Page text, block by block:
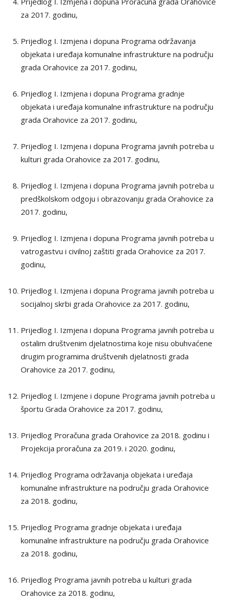
za 2017. godinu,
Prijedlog I. Izmjena i dopuna Programa održavanja
objekata i uređaja komunalne infrastrukture na području
grada Orahovice za 2017. godinu,
Prijedlog I. Izmjena i dopuna Programa gradnje
objekata i uređaja komunalne infrastrukture na području
grada Orahovice za 2017. godinu,
Prijedlog I. Izmjena i dopuna Programa javnih potreba u
kulturi grada Orahovice za 2017. godinu,
Prijedlog I. Izmjena i dopuna Programa javnih potreba u
predškolskom odgoju i obrazovanju grada Orahovice za
2017. godinu,
Prijedlog I. Izmjena i dopuna Programa javnih potreba u
vatrogastvu i civilnoj zaštiti grada Orahovice za 2017.
godinu,
Prijedlog I. Izmjena i dopuna Programa javnih potreba u
socijalnoj skrbi grada Orahovice za 2017. godinu,
Prijedlog I. Izmjena i dopuna Programa javnih potreba u
ostalim društvenim djelatnostima koje nisu obuhvaćene
drugim programima društvenih djelatnosti grada
Orahovice za 2017. godinu,
Prijedlog I. Izmjene i dopune Programa javnih potreba u
športu Grada Orahovice za 2017. godinu,
Prijedlog Proračuna grada Orahovice za 2018. godinu i
Projekcija proračuna za 2019. i 2020. godinu,
Prijedlog Programa održavanja objekata i uređaja
komunalne infrastrukture na području grada Orahovice
za 2018. godinu,
Prijedlog Programa gradnje objekata i uređaja
komunalne infrastrukture na području grada Orahovice
za 2018. godinu,
Prijedlog Programa javnih potreba u kulturi grada
Orahovice za 2018. godinu,